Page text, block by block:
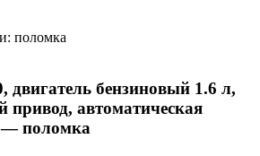
поломка
двигатель бензиновый 1.6 л,
привод, автоматическая
— поломка